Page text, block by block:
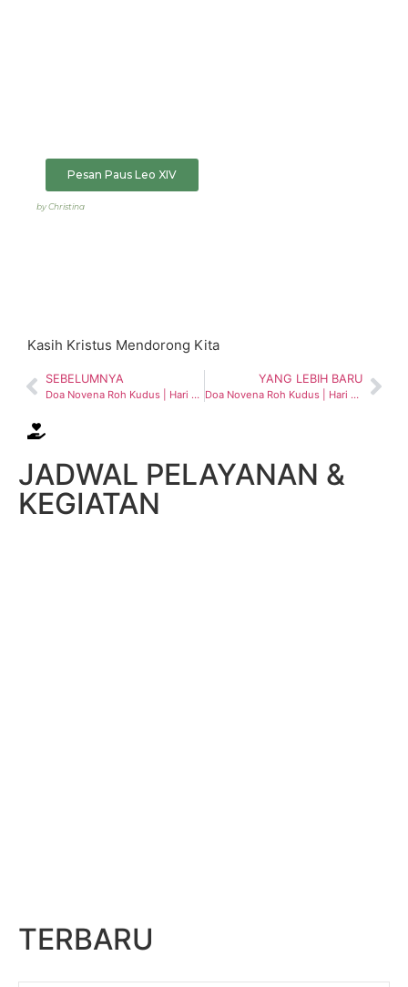
Pesan Paus Leo XIV
by Christina
Kasih Kristus Mendorong Kita
SEBELUMNYA
Doa Novena Roh Kudus | Hari 3 – 17 Mei 2026
YANG LEBIH BARU
Doa Novena Roh Kudus | Hari 4 – 18 Mei 2026
JADWAL PELAYANAN &
KEGIATAN
TERBARU